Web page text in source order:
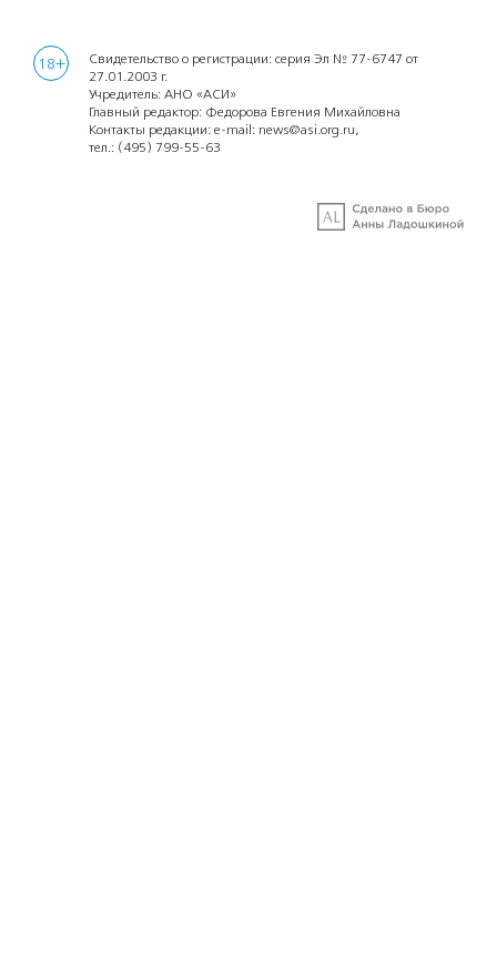
18+
Свидетельство о регистрации: серия Эл № 77-6747 от
27.01.2003 г.
Учредитель: АНО «АСИ»
Главный редактор: Федорова Евгения Михайловна
Контакты редакции: e-mail: news@asi.org.ru,
тел.: (495) 799-55-63